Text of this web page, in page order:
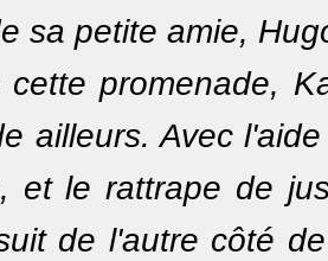
sa petite amie,
promenade,
ailleurs. Avec
et le rattrape de
de l'autre côté